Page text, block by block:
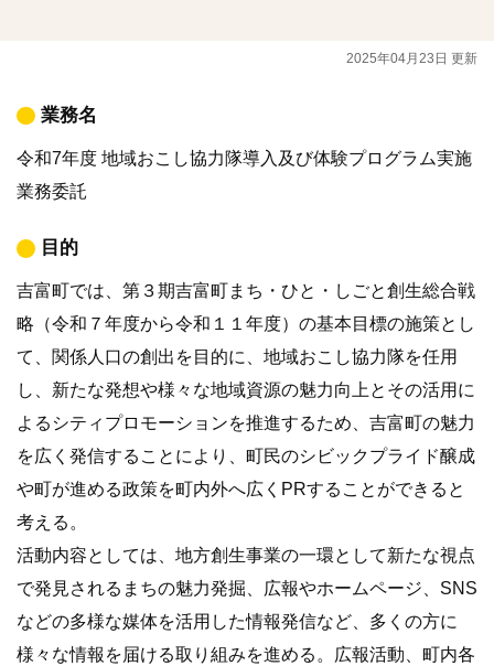
2025年04月23日 更新
業務名
令和7年度 地域おこし協力隊導入及び体験プログラム実施
業務委託
目的
吉富町では、第３期吉富町まち・ひと・しごと創生総合戦
略（令和７年度から令和１１年度）の基本目標の施策とし
て、関係人口の創出を目的に、地域おこし協力隊を任用
し、新たな発想や様々な地域資源の魅力向上とその活用に
よるシティプロモーションを推進するため、吉富町の魅力
を広く発信することにより、町民のシビックプライド醸成
や町が進める政策を町内外へ広くPRすることができると
考える。
活動内容としては、地方創生事業の一環として新たな視点
で発見されるまちの魅力発掘、広報やホームページ、SNS
などの多様な媒体を活用した情報発信など、多くの方に
様々な情報を届ける取り組みを進める。広報活動、町内各